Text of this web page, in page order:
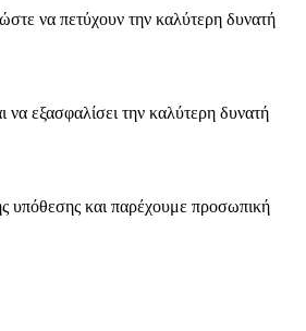
να πετύχουν την καλύτερη δυνατή
να εξασφαλίσει την καλύτερη δυνατή
υπόθεσης και παρέχουμε προσωπική